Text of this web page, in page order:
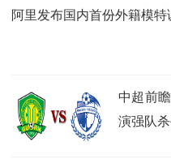
阿里发布国内首份外籍模
中超前
演强队杀